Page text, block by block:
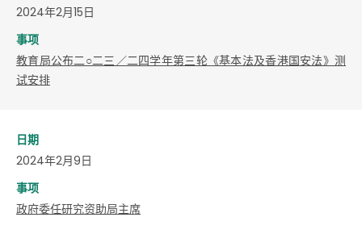
2024年2月15日
事项
教育局公布二○二三／二四学年第三轮《基本法及香港国安法》测
试安排
日期
2024年2月9日
事项
政府委任研究资助局主席